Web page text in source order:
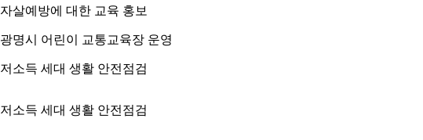
자살예방에 대한 교육 홍보
광명시 어린이 교통교육장 운영
저소득 세대 생활 안전점검
저소득 세대 생활 안전점검